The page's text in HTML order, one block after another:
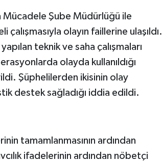
Şube Müdürlüğü ile
olayın faillerine ulaşıldı.
teknik ve saha çalışmaları
olayda kullanıldığı
Şüphelilerden ikisinin olay
destek sağladığı iddia edildi.
tamamlanmasının ardından
ifadelerinin ardından nöbetçi